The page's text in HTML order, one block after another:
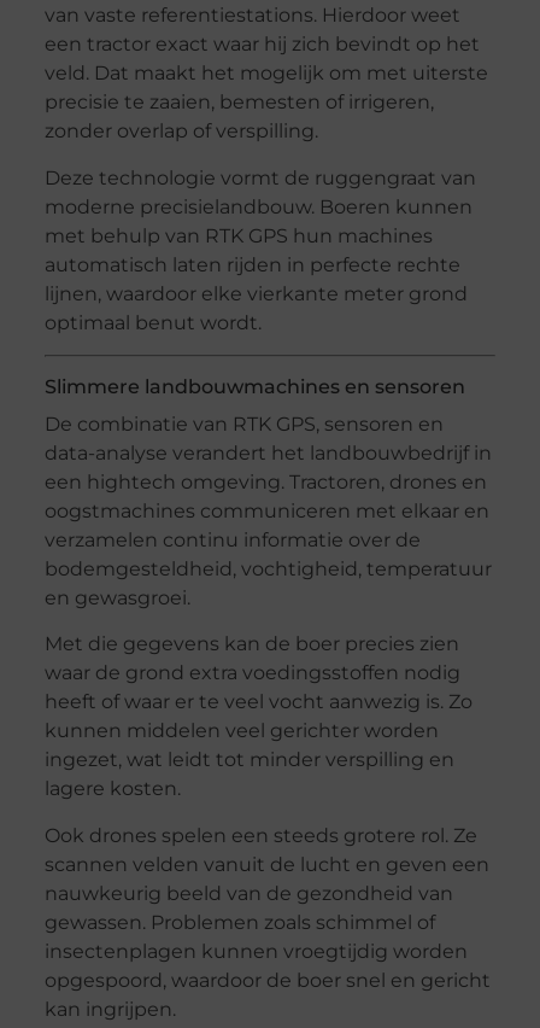
van vaste referentiestations. Hierdoor weet
een tractor exact waar hij zich bevindt op het
veld. Dat maakt het mogelijk om met uiterste
precisie te zaaien, bemesten of irrigeren,
zonder overlap of verspilling.
Deze technologie vormt de ruggengraat van
moderne precisielandbouw. Boeren kunnen
met behulp van RTK GPS hun machines
automatisch laten rijden in perfecte rechte
lijnen, waardoor elke vierkante meter grond
optimaal benut wordt.
Slimmere landbouwmachines en sensoren
De combinatie van RTK GPS, sensoren en
data-analyse verandert het landbouwbedrijf in
een hightech omgeving. Tractoren, drones en
oogstmachines communiceren met elkaar en
verzamelen continu informatie over de
bodemgesteldheid, vochtigheid, temperatuur
en gewasgroei.
Met die gegevens kan de boer precies zien
waar de grond extra voedingsstoffen nodig
heeft of waar er te veel vocht aanwezig is. Zo
kunnen middelen veel gerichter worden
ingezet, wat leidt tot minder verspilling en
lagere kosten.
Ook drones spelen een steeds grotere rol. Ze
scannen velden vanuit de lucht en geven een
nauwkeurig beeld van de gezondheid van
gewassen. Problemen zoals schimmel of
insectenplagen kunnen vroegtijdig worden
opgespoord, waardoor de boer snel en gericht
kan ingrijpen.